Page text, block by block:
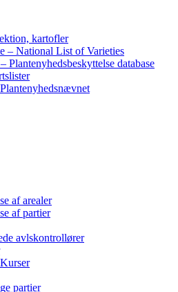
kartofler
– National List of Varieties
Plantenyhedsbeskyttelse database
af arealer
af partier
avlskontrollører
partier